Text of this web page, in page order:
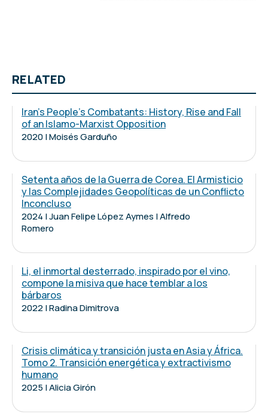
RELATED
Iran's People's Combatants: History, Rise and Fall
of an Islamo-Marxist Opposition
2020 | Moisés Garduño
Setenta años de la Guerra de Corea. El Armisticio
y las Complejidades Geopolíticas de un Conflicto
Inconcluso
2024 | Juan Felipe López Aymes | Alfredo
Romero
Li, el inmortal desterrado, inspirado por el vino,
compone la misiva que hace temblar a los
bárbaros
2022 | Radina Dimitrova
Crisis climática y transición justa en Asia y África.
Tomo 2. Transición energética y extractivismo
humano
2025 | Alicia Girón